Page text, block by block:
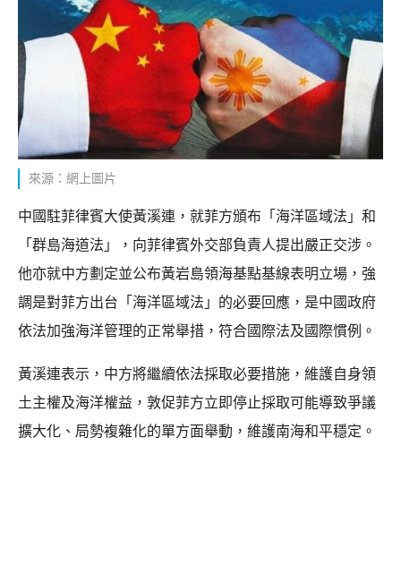
來源：網上圖片
中國駐菲律賓大使黃溪連，就菲方頒布「海洋區域法」和
「群島海道法」，向菲律賓外交部負責人提出嚴正交涉。
他亦就中方劃定並公布黃岩島領海基點基線表明立場，強
調是對菲方出台「海洋區域法」的必要回應，是中國政府
依法加強海洋管理的正常舉措，符合國際法及國際慣例。
黃溪連表示，中方將繼續依法採取必要措施，維護自身領
土主權及海洋權益，敦促菲方立即停止採取可能導致爭議
擴大化、局勢複雜化的單方面舉動，維護南海和平穩定。